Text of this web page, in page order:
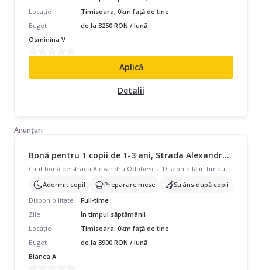
Locație
Timisoara, 0km față de tine
Buget
de la 3250 RON / lună
Osminina V
Aplică
Detalii
Anunțuri
Bonă pentru 1 copii de 1-3 ani, Strada Alexandru Odobescu, Full Time, începând cu 3900 lei/lună
Adormit copil
Preparare mese
Strâns după copii
Disponibilitate
Full-time
Zile
În timpul săptămânii
Locație
Timisoara, 0km față de tine
Buget
de la 3900 RON / lună
Bianca A